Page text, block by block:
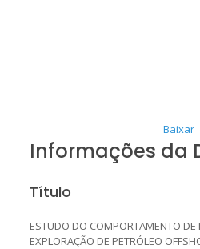
Baixar
Informações da
Título
ESTUDO DO COMPORTAMENTO
EXPLORAÇÃO DE PETRÓLEO